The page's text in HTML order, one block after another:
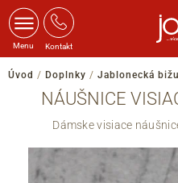
Menu Kontakt
Úvod / Doplnky / Jablonecká
NÁUŠNICE
Dámske visiace